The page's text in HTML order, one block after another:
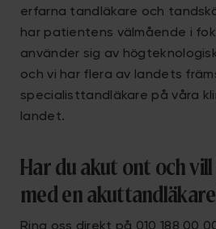
erfarna tandläkare och
har patientens välmående i
använder sig av
och vi har flera av landets
specialisttandläkare på våra
landet.
Har du akut ont och
med en